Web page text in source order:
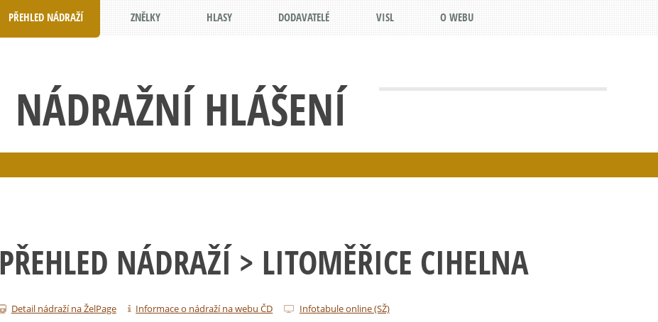
NÁDRAŽNÍ HLÁŠENÍ
PŘEHLED NÁDRAŽÍ ZNĚLKY HLASY DODAVATELÉ VISL O WEBU
PŘEHLED NÁDRAŽÍ > LITOMĚŘICE CIHELNA
Detail nádraží na ŽelPage Informace o nádraží na webu ČD Infotabule online (SŽ)